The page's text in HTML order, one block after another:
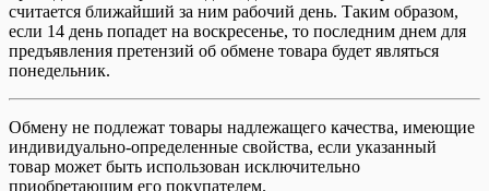
считается ближайший за ним рабочий день. Таким образом,
если 14 день попадет на воскресенье, то последним днем для
предъявления претензий об обмене товара будет являться
понедельник.
Обмену не подлежат товары надлежащего качества, имеющие
индивидуально-определенные свойства, если указанный
товар может быть использован исключительно
приобретающим его покупателем.